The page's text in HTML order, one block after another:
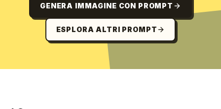
GENERA IMMAGINE CON PROMPT
ESPLORA ALTRI PROMPT